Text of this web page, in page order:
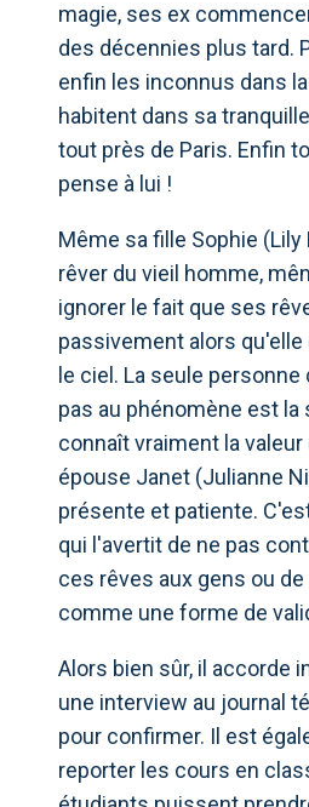
magie, ses ex
des décennies plus tard.
enfin les inconnus dans
habitent dans sa
tout près de Paris. Enfin
pense à lui !
Même sa fille Sophie
rêver du vieil homme,
ignorer le fait que ses
passivement alors
le ciel. La seule
pas au phénomène est la
connaît vraiment la valeur
épouse Janet (Julianne
présente et patiente.
qui l'avertit de ne pas
ces rêves aux gens ou
comme une forme de
Alors bien sûr, il accorde
une interview au journal
pour confirmer. Il est
reporter les cours en